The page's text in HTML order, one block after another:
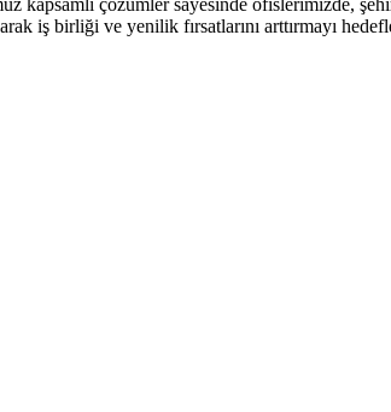
kapsamlı çözümler sayesinde ofislerimizde,
iş birliği ve yenilik fırsatlarını arttırmayı